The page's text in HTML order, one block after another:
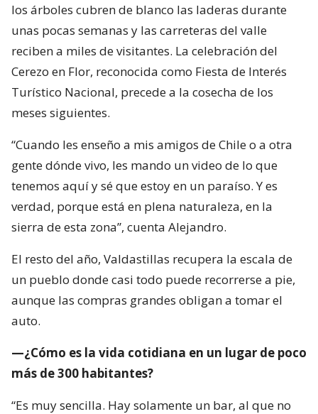
los árboles cubren de blanco las laderas durante
unas pocas semanas y las carreteras del valle
reciben a miles de visitantes. La celebración del
Cerezo en Flor, reconocida como Fiesta de Interés
Turístico Nacional, precede a la cosecha de los
meses siguientes.
“Cuando les enseño a mis amigos de Chile o a otra
gente dónde vivo, les mando un video de lo que
tenemos aquí y sé que estoy en un paraíso. Y es
verdad, porque está en plena naturaleza, en la
sierra de esta zona”, cuenta Alejandro.
El resto del año, Valdastillas recupera la escala de
un pueblo donde casi todo puede recorrerse a pie,
aunque las compras grandes obligan a tomar el
auto.
—¿Cómo es la vida cotidiana en un lugar de poco
más de 300 habitantes?
“Es muy sencilla. Hay solamente un bar, al que no